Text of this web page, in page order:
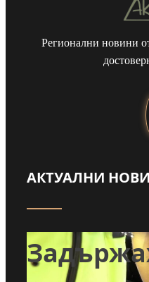
Регионални новини
АКТУАЛНИ